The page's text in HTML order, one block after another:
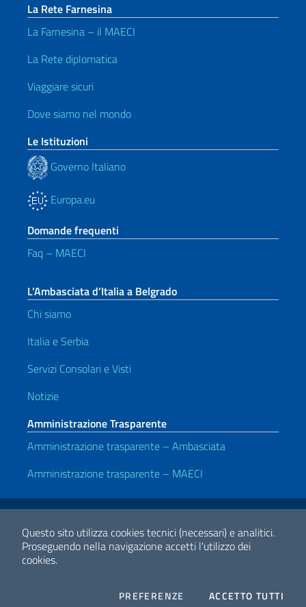
Questo sito utilizza cookies tecnici (necessari) e analitici.
Proseguendo nella navigazione accetti l'utilizzo dei
cookies.
PREFERENZE COOKIESACCETTO TUTTI
La Rete Farnesina
La Farnesina – il MAECI
La Rete diplomatica
Viaggiare sicuri
Dove siamo nel mondo
Le Istituzioni
Governo Italiano
Europa.eu
Domande frequenti
Faq – MAECI
L’Ambasciata d’Italia a Belgrado
Chi siamo
Italia e Serbia
Servizi Consolari e Visti
Notizie
Amministrazione Trasparente
Amministrazione trasparente – Ambasciata
Amministrazione trasparente – MAECI
Link Utili